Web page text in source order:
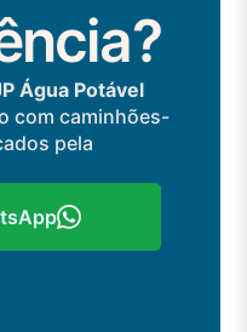
Água Potável
com caminhões-
pela